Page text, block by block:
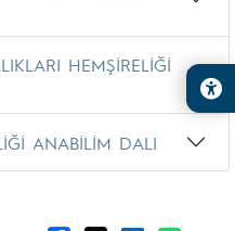
HEMŞİRELİĞİ
ANABİLİM DALI